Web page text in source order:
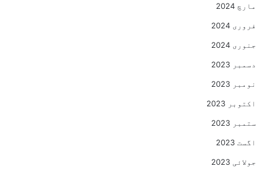
مارچ 2024
فروری 2024
جنوری 2024
دسمبر 2023
نومبر 2023
اکتوبر 2023
ستمبر 2023
اگست 2023
جولائی 2023